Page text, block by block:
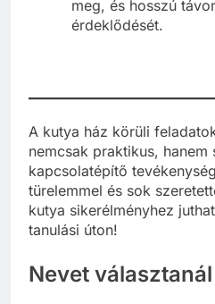
meg, és hosszú
érdeklődését.
A kutya ház körüli
nemcsak praktikus,
kapcsolatépítő
türelemmel és sok
kutya sikerélményhez
tanulási úton!
Nevet